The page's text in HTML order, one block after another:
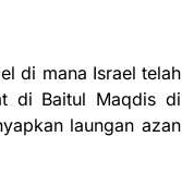
di mana Israel telah
di Baitul Maqdis di
laungan azan